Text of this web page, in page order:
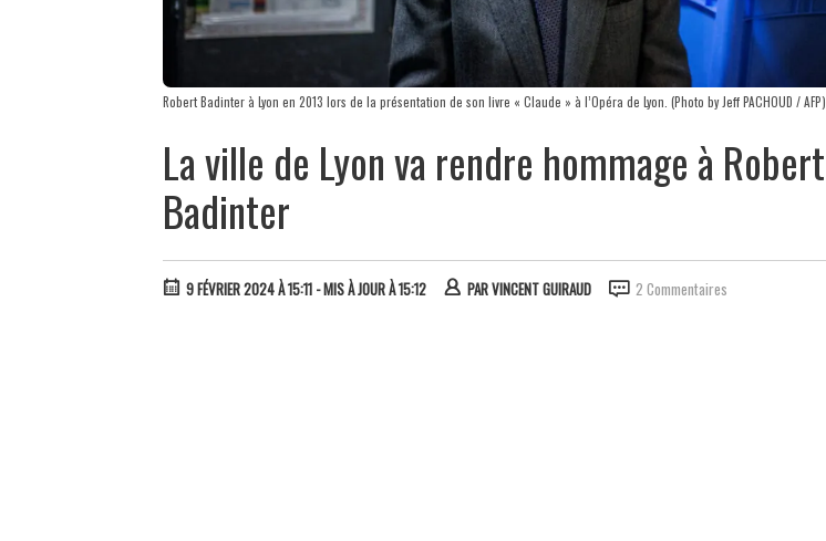
Robert Badinter à Lyon en 2013 lors de la présentation de son livre « Claude » à l’Opéra de Lyon. (Photo by Jeff PACHOUD / AFP)
La ville de Lyon va rendre hommage à Robert
Badinter
9 FÉVRIER 2024 À 15:11 - MIS À JOUR À 15:12 PARVINCENT GUIRAUD 2 Commentaires